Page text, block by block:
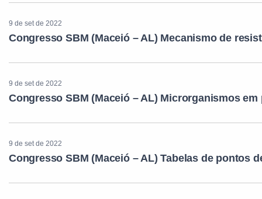
9 de set de 2022
Congresso SBM (Maceió – AL) Mecanismo de
9 de set de 2022
Congresso SBM (Maceió – AL) Microrganismos
9 de set de 2022
Congresso SBM (Maceió – AL) Tabelas de pontos